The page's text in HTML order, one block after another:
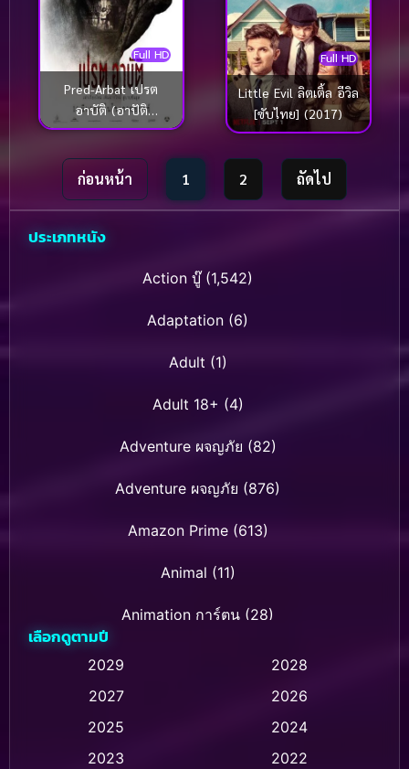
Full HD
Pred-Arbat เปรต
อาบัติ (อาปัติ
Director’s Cut)
Full HD
Little Evil ลิตเติ้ล อีวิล
[ซับไทย] (2017)
ก่อนหน้า 1 2 ถัดไป
ประเภทหนัง
Action บู๊(1,542)
Adaptation (6)
Adult (1)
Adult 18+ (4)
Adventure ผจญภัย (82)
Adventure ผจญภัย (876)
Amazon Prime(613)
Animal (11)
Animation การ์ตูน (28)
Animation การ์ตูน (236)
Animation การ์ตูน (32)
เลือกดูตามปี
2029
2028
2027
2026
2025
2024
2023
2022